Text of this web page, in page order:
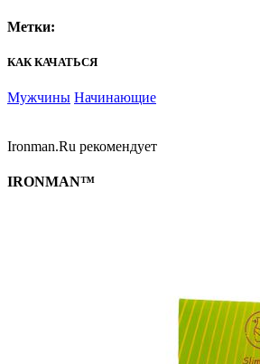
Метки:
КАК КАЧАТЬСЯ
Мужчины Начинающие
Ironman.Ru рекомендует
IRONMAN™